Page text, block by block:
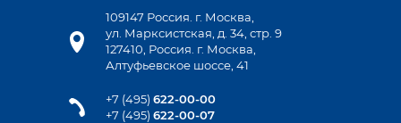
109147 Россия. г. Москва,
ул. Марксистская, д. 34, стр. 9
127410, Россия. г. Москва,
Алтуфьевское шоссе, 41
+7 (495) 622-00-00
+7 (495) 622-00-07